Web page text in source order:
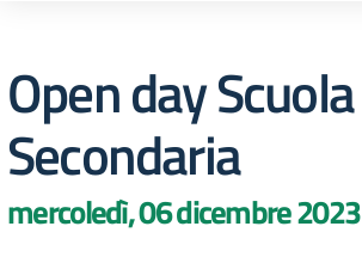
Open day Scuola
Secondaria
mercoledì, 06 dicembre 2023